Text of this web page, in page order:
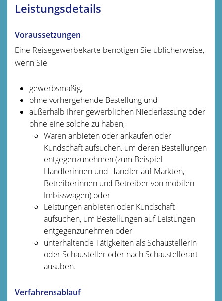
Leistungsdetails
Voraussetzungen
Eine Reisegewerbekarte benötigen Sie üblicherweise,
wenn Sie
gewerbsmäßig,
ohne vorhergehende Bestellung und
außerhalb Ihrer gewerblichen Niederlassung oder
ohne eine solche zu haben,
Waren anbieten oder ankaufen oder
Kundschaft aufsuchen, um deren Bestellungen
entgegenzunehmen(zum Beispiel
Händlerinnen und Händler auf Märkten,
Betreiberinnen und Betreiber von mobilen
Imbisswagen)oder
Leistungen anbieten oder Kundschaft
aufsuchen, um Bestellungen auf Leistungen
entgegenzunehmen oder
unterhaltende Tätigkeiten als Schaustellerin
oder Schausteller oder nach Schaustellerart
ausüben.
Verfahrensablauf